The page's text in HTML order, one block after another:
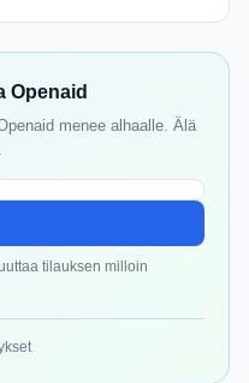
Openaid
menee alhaalle. Älä
tilauksen milloin